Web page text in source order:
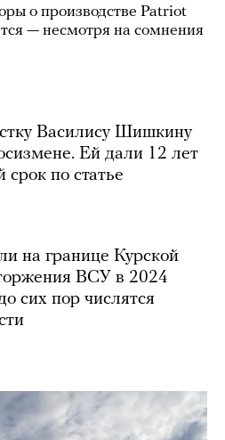
о производстве Patriot
— несмотря на сомнения
Василису Шишкину
Ей дали 12 лет
по статье
на границе Курской
ВСУ в 2024
сих пор числятся